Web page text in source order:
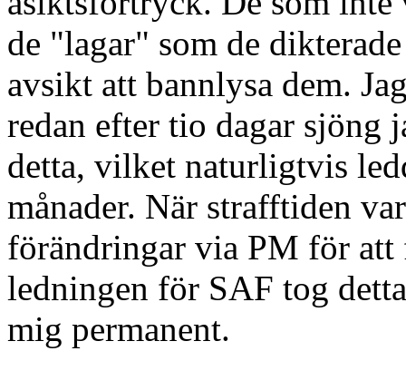
de "lagar" som de
avsikt att bannlysa dem.
redan efter tio dagar sjöng
detta, vilket naturligtvis
månader. När strafftiden
förändringar via PM för
ledningen för SAF tog
mig permanent.